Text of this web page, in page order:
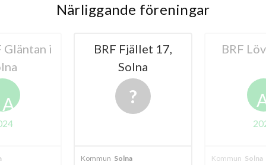
Närliggande föreningar
Gläntan i
A
BRF Fjället 17,
Solna
Kommun Solna
BRF
Kommun Solna